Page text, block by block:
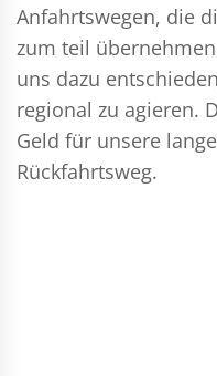
Anfahrtswegen, die
zum teil
uns dazu
regional zu agieren.
Geld für unsere
Rückfahrtsweg.